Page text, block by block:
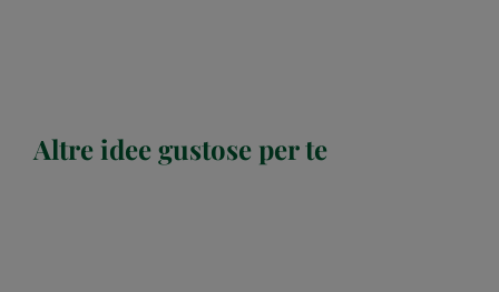
Altre idee gustose per te